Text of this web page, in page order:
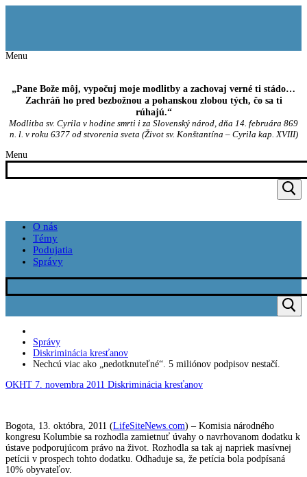
Menu
„Pane Bože môj, vypočuj moje modlitby a zachovaj verné ti stádo…
Zachráň ho pred bezbožnou a pohanskou zlobou tých, čo sa ti
rúhajú.“
Modlitba sv. Cyrila v hodine smrti i za Slovenský národ, dňa 14. februára 869
n. l. v roku 6377 od stvorenia sveta (Život sv. Konštantína – Cyrila kap. XVIII)
Menu
O nás
Témy
Podujatia
Správy
Správy
Diskriminácia kresťanov
Nechcú viac ako „nedotknuteľné“. 5 miliónov podpisov nestačí.
OKHT 7. novembra 2011 Diskriminácia kresťanov
Bogota, 13. októbra, 2011 (LifeSiteNews.com) – Komisia národného
kongresu Kolumbie sa rozhodla zamietnuť úvahy o navrhovanom dodatku k
ústave podporujúcom právo na život. Rozhodla sa tak aj napriek masívnej
petícii v prospech tohto dodatku. Odhaduje sa, že petícia bola podpísaná
10% obyvateľov.